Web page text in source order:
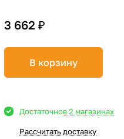
3 662 ₽
В корзину
Достаточнов 2 магазинах
Рассчитать доставку